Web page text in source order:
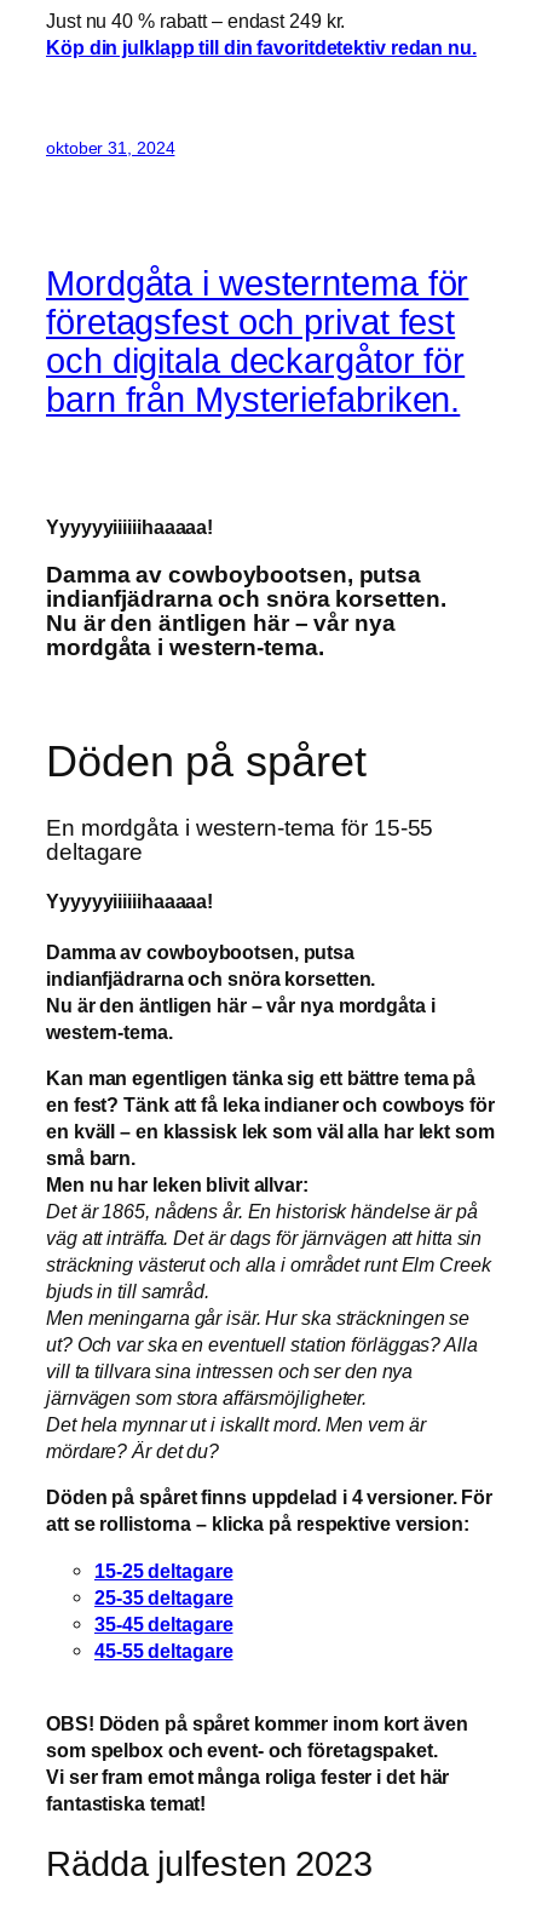
Just nu 40 % rabatt – endast 249 kr.
Köp din julklapp till din favoritdetektiv redan nu.
oktober 31, 2024
Mordgåta i westerntema för
företagsfest och privat fest
och digitala deckargåtor för
barn från Mysteriefabriken.
Yyyyyyiiiiiihaaaaa!
Damma av cowboybootsen, putsa
indianfjädrarna och snöra korsetten.
Nu är den äntligen här – vår nya
mordgåta i western-tema.
Döden på spåret
En mordgåta i western-tema för 15-55
deltagare
Yyyyyyiiiiiihaaaaa!
Damma av cowboybootsen, putsa
indianfjädrarna och snöra korsetten.
Nu är den äntligen här – vår nya mordgåta i
western-tema.
Kan man egentligen tänka sig ett bättre tema på
en fest? Tänk att få leka indianer och cowboys för
en kväll – en klassisk lek som väl alla har lekt som
små barn.
Men nu har leken blivit allvar:
Det är 1865, nådens år. En historisk händelse är på
väg att inträffa. Det är dags för järnvägen att hitta sin
sträckning västerut och alla i området runt Elm Creek
bjuds in till samråd.
Men meningarna går isär. Hur ska sträckningen se
ut? Och var ska en eventuell station förläggas? Alla
vill ta tillvara sina intressen och ser den nya
järnvägen som stora affärsmöjligheter.
Det hela mynnar ut i iskallt mord. Men vem är
mördare? Är det du?
Döden på spåret finns uppdelad i 4 versioner. För
att se rollistorna – klicka på respektive version:
15-25 deltagare
25-35 deltagare
35-45 deltagare
45-55 deltagare
OBS! Döden på spåret kommer inom kort även
som spelbox och event- och företagspaket.
Vi ser fram emot många roliga fester i det här
fantastiska temat!
Rädda julfesten 2023